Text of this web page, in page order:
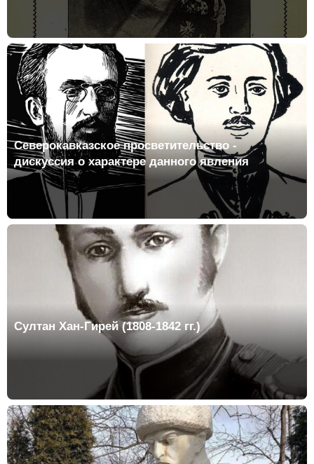
Северокавказское просветительство -
дискуссия о характере данного явления
Султан Хан-Гирей (1808-1842 гг.)